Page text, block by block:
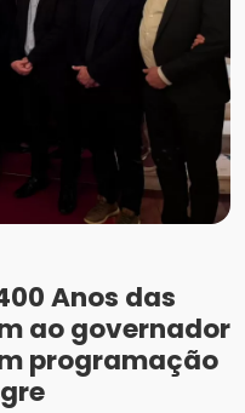
Anos das
ao governador
programação